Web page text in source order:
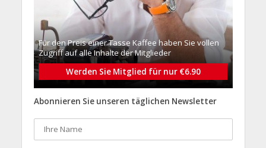
Für den Preis einer Tasse Kaffee haben Sie vollen
Zugriff auf alle Inhalte der Mitglieder
Werden Sie Mitglied für nur €6.90
Abonnieren Sie unseren täglichen Newsletter